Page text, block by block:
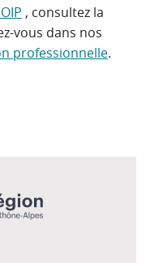
, consultez la
vous dans nos
professionnelle.